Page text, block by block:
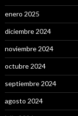
enero 2025
diciembre 2024
noviembre 2024
octubre 2024
septiembre 2024
agosto 2024